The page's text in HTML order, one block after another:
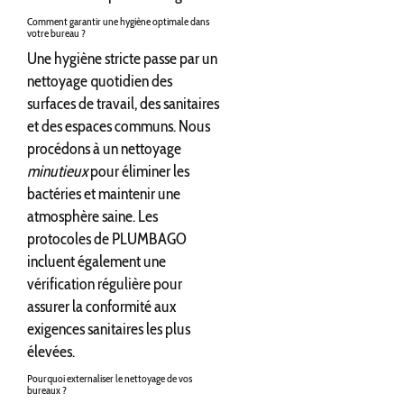
Comment garantir une hygiène optimale dans
votre bureau ?
Une hygiène stricte passe par un
nettoyage quotidien des
surfaces de travail, des sanitaires
et des espaces communs. Nous
procédons à un nettoyage
minutieuxpour éliminer les
bactéries et maintenir une
atmosphère saine. Les
protocoles de PLUMBAGO
incluent également une
vérification régulière pour
assurer la conformité aux
exigences sanitaires les plus
élevées.
Pourquoi externaliser le nettoyage de vos
bureaux ?